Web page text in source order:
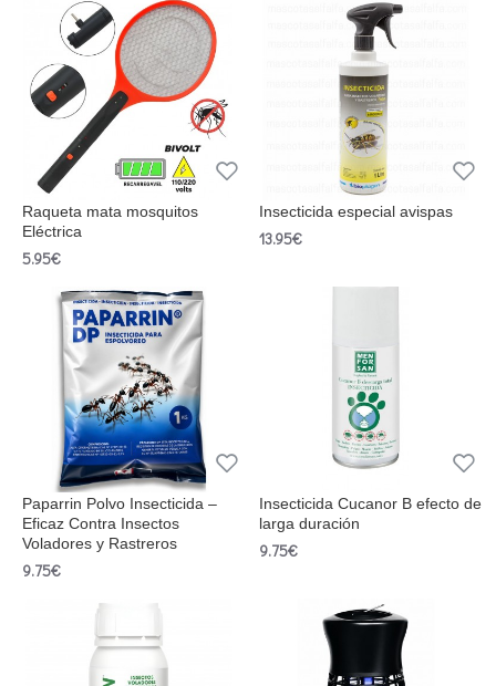
Raqueta mata mosquitos
Eléctrica
5.95€
Insecticida especial avispas
13.95€
Paparrin Polvo Insecticida –
Eficaz Contra Insectos
Voladores y Rastreros
9.75€
Insecticida Cucanor B efecto de
larga duración
9.75€